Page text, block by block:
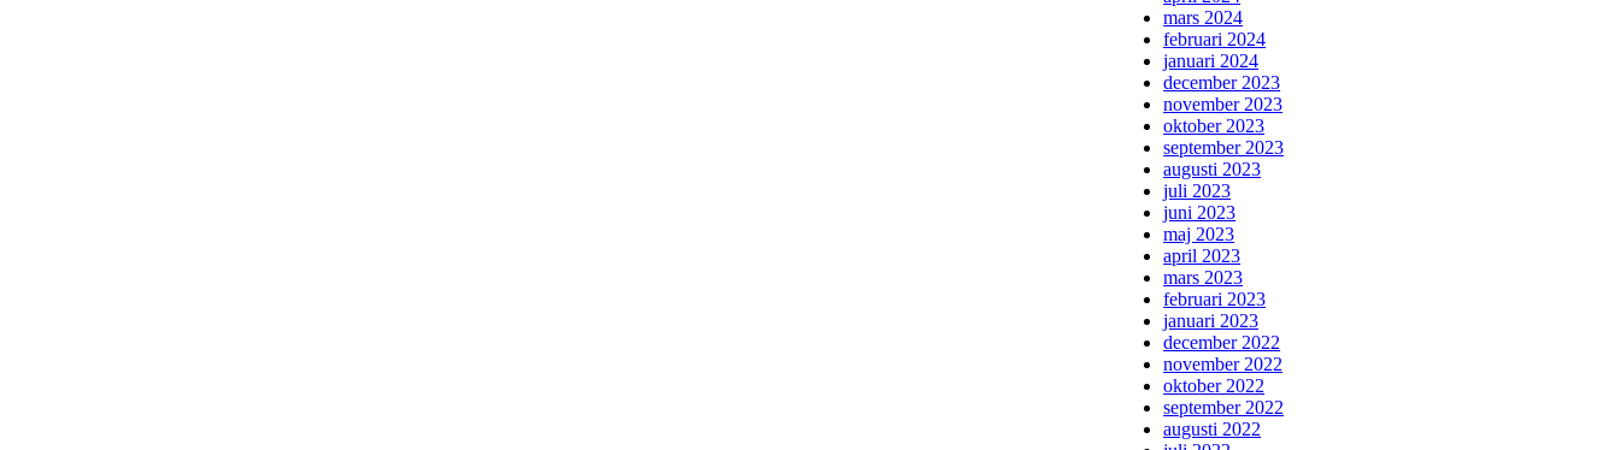
mars 2024
februari 2024
januari 2024
december 2023
november 2023
oktober 2023
september 2023
augusti 2023
juli 2023
juni 2023
maj 2023
april 2023
mars 2023
februari 2023
januari 2023
december 2022
november 2022
oktober 2022
september 2022
augusti 2022